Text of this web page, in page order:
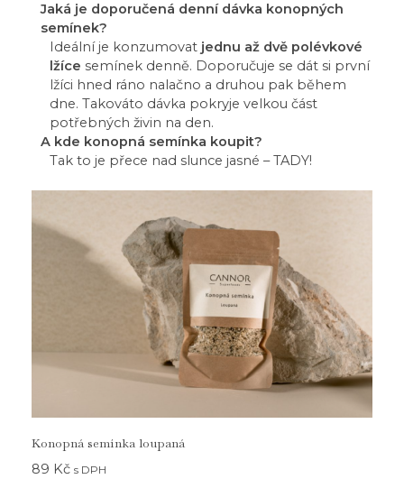
Jaká je doporučená denní dávka konopných
semínek?
Ideální je konzumovatjednu až dvě polévkové
lžíce semínek denně. Doporučuje se dát si první
lžíci hned ráno nalačno a druhou pak během
dne. Takováto dávka pokryje velkou část
potřebných živin na den.
A kde konopná semínka koupit?
Tak to je přece nad slunce jasné – TADY!
Konopná semínka loupaná
89 Kč s DPH